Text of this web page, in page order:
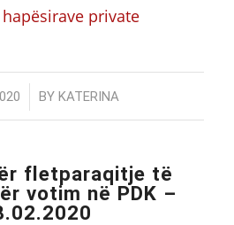
private
BY KATERINA
fletparaqitje të
votim në PDK –